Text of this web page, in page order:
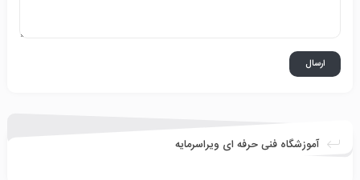
آموزشگاه فنی حرفه ای ویراسرمایه